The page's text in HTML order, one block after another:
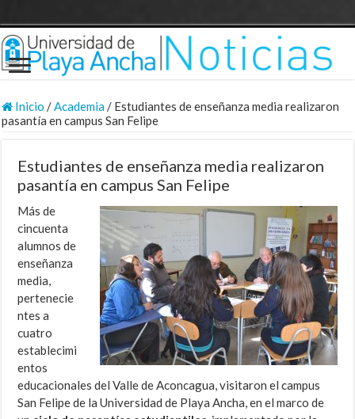
Inicio /Academia/ Estudiantes de enseñanza media realizaron
pasantía en campus San Felipe
Estudiantes de enseñanza media realizaron
pasantía en campus San Felipe
Más de
cincuenta
alumnos de
enseñanza
media,
pertenecie
ntes a
cuatro
establecimi
entos
educacionales del Valle de Aconcagua, visitaron el campus
San Felipe de la Universidad de Playa Ancha, en el marco de